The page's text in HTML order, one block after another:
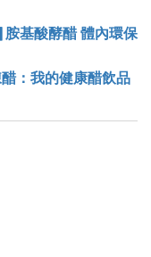
基酸酵醋 體內環保
：我的健康醋飲品